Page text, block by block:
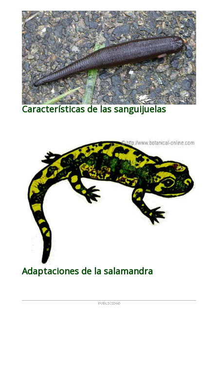
Características de las sanguijuelas
Adaptaciones de la salamandra